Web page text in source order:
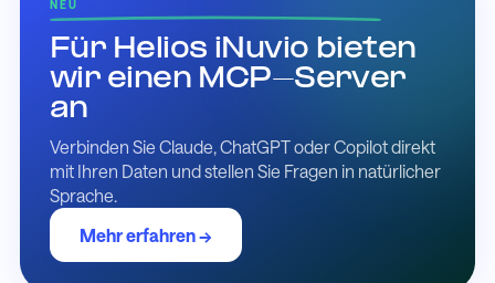
NEU
Für Helios iNuvio bieten
wir einen MCP-Server
an
Verbinden Sie Claude, ChatGPT oder Copilot direkt
mit Ihren Daten und stellen Sie Fragen in natürlicher
Sprache.
Mehr erfahren →